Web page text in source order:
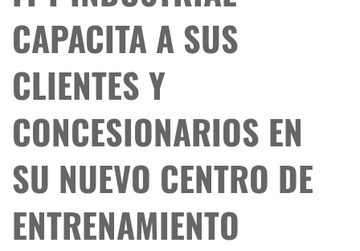
CAPACITA A SUS
CLIENTES Y
CONCESIONARIOS EN
SU NUEVO CENTRO DE
ENTRENAMIENTO